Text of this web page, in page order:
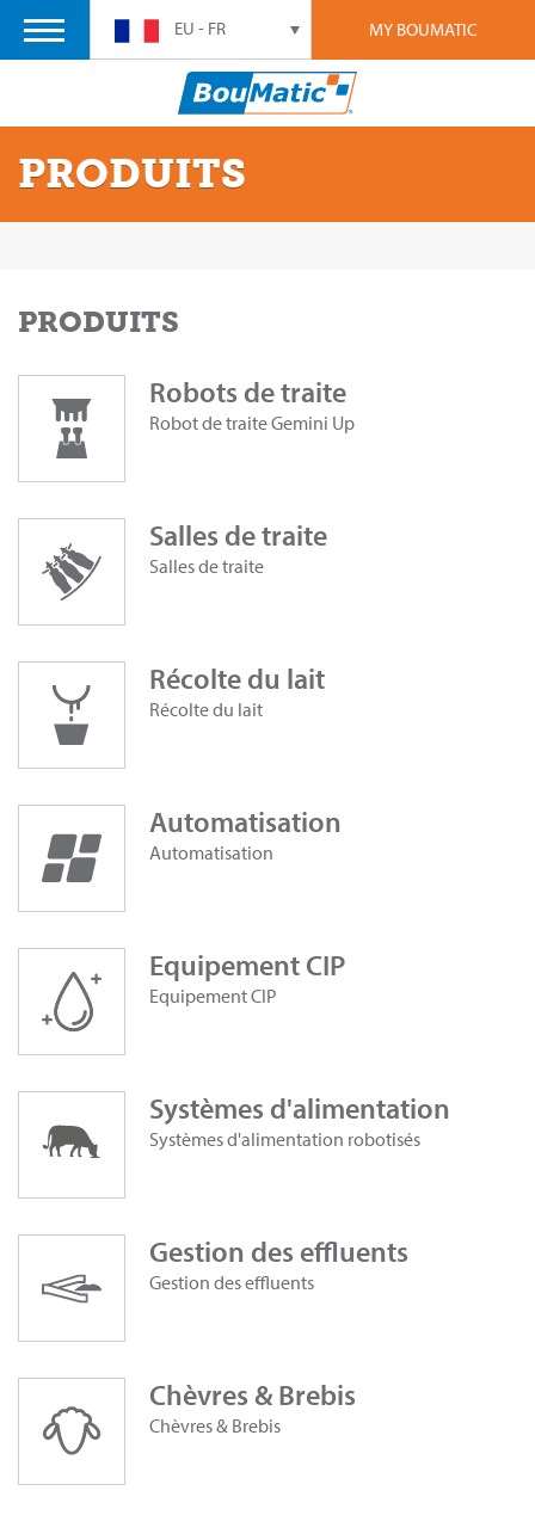
MY BOUMATIC
EU - FR
PRODUITS
PRODUITS
Robots de traite
Robot de traite Gemini Up
Salles de traite
Salles de traite
Récolte du lait
Récolte du lait
Automatisation
Automatisation
Equipement CIP
Equipement CIP
Systèmes d'alimentation
Systèmes d'alimentation robotisés
Gestion des effluents
Gestion des effluents
Chèvres & Brebis
Chèvres & Brebis